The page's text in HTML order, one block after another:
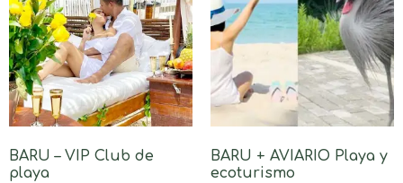
BARU – VIP Club de
playa
BARU + AVIARIO Playa y
ecoturismo